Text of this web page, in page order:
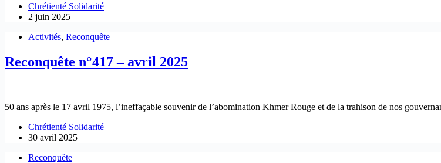
Chrétienté Solidarité
2 juin 2025
Activités, Reconquête
Reconquête n°417 – avril 2025
50 ans après le 17 avril 1975, l’ineffaçable souvenir de l’abomination Khmer Rouge et de la trahison de nos
Chrétienté Solidarité
30 avril 2025
Reconquête